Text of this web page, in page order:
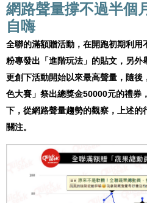
網路聲量撐不過半個
自嗨
全聯的滿額贈活動，在開跑初期利
粉專發出「進階玩法」的貼文，另外
更創下活動開始以來最高聲量，隨
色大賽」祭出總獎金50000元的禮券
下，從網路聲量趨勢的觀察，上述
關注。